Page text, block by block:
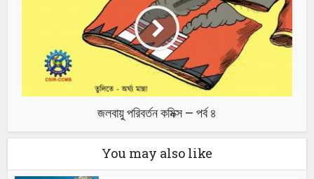
জলবায়ু পরিবর্তন কমিক্স – পর্ব ৪
You may also like